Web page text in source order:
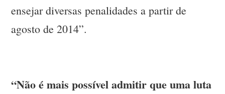
ensejar diversas penalidades a partir de
agosto de 2014”.
“Não é mais possível admitir que uma luta